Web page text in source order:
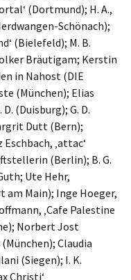
(Dortmund); H. A.,
Schönach);
(Bielefeld); M. B.
Bräutigam; Kerstin
in Nahost (DIE
(München); Elias
(Duisburg); G. D.
Dutt (Bern);
‚attac‘
(Berlin); B. G.
Ute Hehr,
am Main); Inge Hoeger,
‚Cafe Palestine
Norbert Jost
Claudia
(Siegen); I. K.
Christi‘